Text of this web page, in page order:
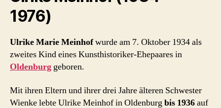
1976)
Ulrike Marie Meinhofwurde am 7. Oktober 1934 als
zweites Kind eines Kunsthistoriker-Ehepaares in
Oldenburg geboren.
Mit ihren Eltern und ihrer drei Jahre älteren Schwester
Wienke lebte Ulrike Meinhof in Oldenburg bis 1936auf